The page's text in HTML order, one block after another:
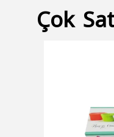
Çok